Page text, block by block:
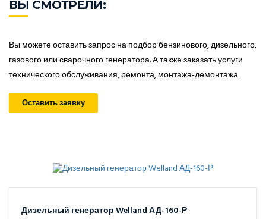
ВЫ СМОТРЕЛИ:
Вы можете оставить запрос на подбор бензинового, дизельного,
газового или сварочного генератора. А также заказать услуги
технического обслуживания, ремонта, монтажа-демонтажа.
Оставить заявку
Дизельный генератор Welland АД-160-Р